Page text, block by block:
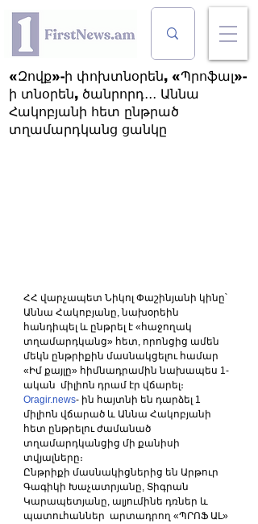
«Զովք»-ի փոխտնօրեն, «Պրոֆալ»-
ի տնօրեն, ծանրորդ․․․ Աննա
Հակոբյանի հետ ընթրած
տղամարդկանց ցանկը
ՀՀ վարչապետ Նիկոլ Փաշինյանի կինը՝
Աննա Հակոբյանը, նախօրեին
հանդիպել և ընթրել է «հաջողակ
տղամարդկանց» հետ, որոնցից ամեն
մեկն ընթրիքին մասնակցելու համար
«Իմ քայլը» հիմնադրամին նախապես 1-
ական  միլիոն դրամ էր վճարել։
Oragir.news- ին հայտնի են դարձել 1
միլիոն վճարած և Աննա Հակոբյանի
հետ ընթրելու ժամանած
տղամարդկանցից մի քանիսի
տվյալները։
Ընթրիքի մասնակիցներից են Արթուր
Գագիկի Խաչատրյանը, Տիգրան
Կարապետյանը, ալյումինե դռներ և
պատուհաններ  արտադրող «ՊՐՈՖ ԱԼ»